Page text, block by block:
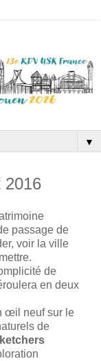
▼
2016
passage de
voir la ville
de
en deux
œil neuf sur le
de